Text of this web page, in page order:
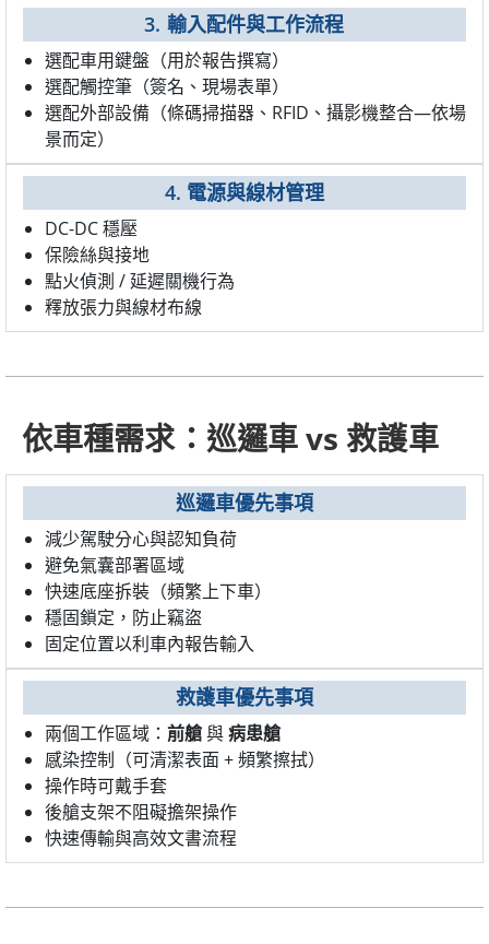
3. 輸入配件與工作流程
選配車用鍵盤（用於報告撰寫）
選配觸控筆（簽名、現場表單）
選配外部設備（條碼掃描器、RFID、攝影機整合—依場
景而定）
4. 電源與線材管理
DC-DC 穩壓
保險絲與接地
點火偵測 / 延遲關機行為
釋放張力與線材布線
依車種需求：巡邏車 vs 救護車
巡邏車優先事項
減少駕駛分心與認知負荷
避免氣囊部署區域
快速底座拆裝（頻繁上下車）
穩固鎖定，防止竊盜
固定位置以利車內報告輸入
救護車優先事項
兩個工作區域： 前艙與病患艙
感染控制（可清潔表面 + 頻繁擦拭）
操作時可戴手套
後艙支架不阻礙擔架操作
快速傳輸與高效文書流程